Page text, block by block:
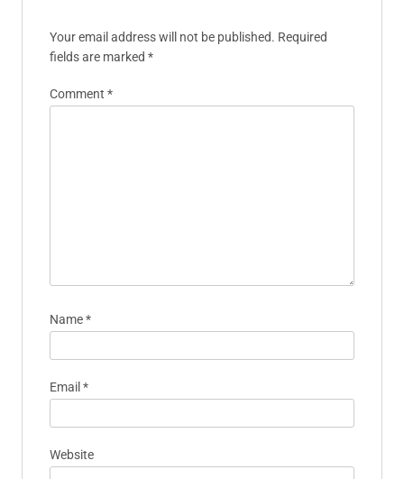
Your email address will not be published. Required
fields are marked *
Comment *
Name*
Email *
Website